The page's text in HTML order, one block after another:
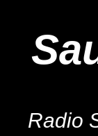
Radio